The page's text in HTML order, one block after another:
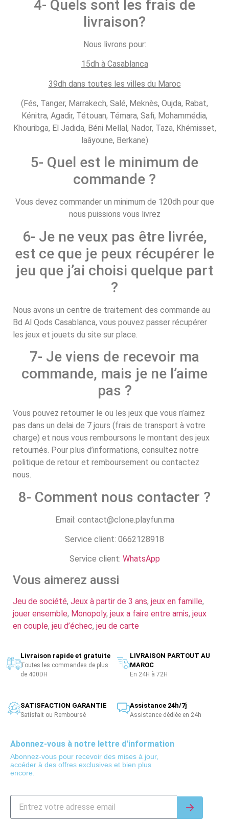
4- Quels sont les frais de
livraison?
Nous livrons pour:
15dh à Casablanca
39dh dans toutes les villes du Maroc
(Fés, Tanger, Marrakech, Salé, Meknès, Oujda, Rabat,
Kénitra, Agadir, Tétouan, Témara, Safi, Mohammédia,
Khouribga, El Jadida, Béni Mellal, Nador, Taza, Khémisset,
laâyoune, Berkane)
5- Quel est le minimum de
commande ?
Vous devez commander un minimum de 120dh pour que
nous puissions vous livrez
6- Je ne veux pas être livrée,
est ce que je peux récupérer le
jeu que j’ai choisi quelque part
?
Nous avons un centre de traitement des commande au
Bd Al Qods Casablanca, vous pouvez passer récupérer
les jeux et jouets du site sur place.
7- Je viens de recevoir ma
commande, mais je ne l’aime
pas ?
Vous pouvez retourner le ou les jeux que vous n’aimez
pas dans un delai de 7 jours (frais de transport à votre
charge) et nous vous remboursons le montant des jeux
retournés. Pour plus d’informations, consultez notre
politique de retour et remboursement ou contactez
nous.
8- Comment nous contacter ?
Email: contact@clone.playfun.ma
Service client: 0662128918
Service client: WhatsApp
Vous aimerez aussi
Jeu de société, Jeux à partir de 3 ans, jeux en famille,
jouer ensemble, Monopoly, jeux a faire entre amis, jeux
en couple, jeu d’échec, jeu de carte
Livraison rapide et gratuite
Toutes les commandes de plus
de 400DH
LIVRAISON PARTOUT AU
MAROC
En 24H à 72H
SATISFACTION GARANTIE
Satisfait ou Remboursé
Assistance 24h/7j
Assistance dédiée en 24h
Abonnez-vous à notre lettre d'information
Abonnez-vous pour recevoir des mises à jour,
accéder à des offres exclusives et bien plus
encore.